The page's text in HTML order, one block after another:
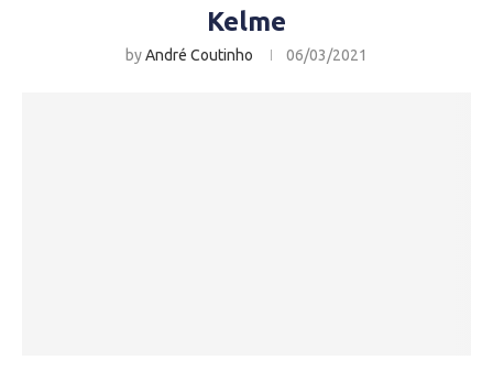
Kelme
byAndré Coutinho 06/03/2021